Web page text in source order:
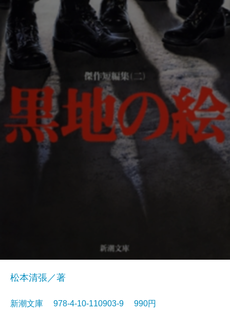
松本清張／著
新潮文庫 978-4-10-110903-9 990円